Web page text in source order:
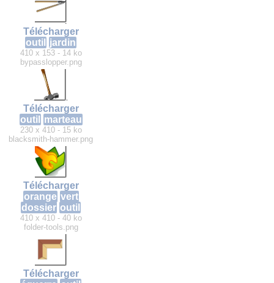
Télécharger
outil
jardin
410 x 153 - 14 ko
bypasslopper.png
Télécharger
outil
marteau
230 x 410 - 15 ko
blacksmith-hammer.png
Télécharger
orange vert
dossier outil
410 x 410 - 40 ko
folder-tools.png
Télécharger